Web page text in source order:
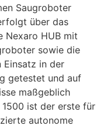
Saugroboter
über das
Nexaro HUB mit
sowie die
Einsatz in der
getestet und auf
maßgeblich
ist der erste für
autonome